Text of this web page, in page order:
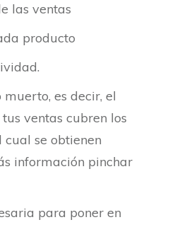
las ventas
producto
es decir, el
ventas cubren los
se obtienen
información pinchar
para poner en